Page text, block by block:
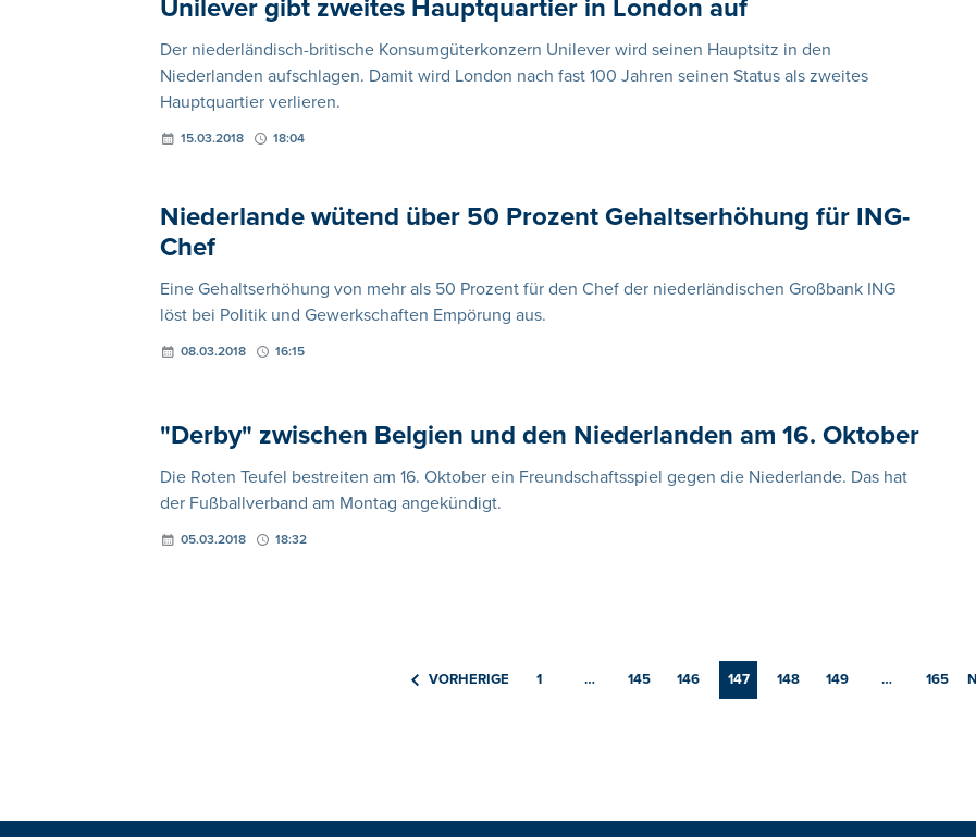
Unilever gibt zweites Hauptquartier in London auf
Der niederländisch-britische Konsumgüterkonzern Unilever wird seinen Hauptsitz in den
Niederlanden aufschlagen. Damit wird London nach fast 100 Jahren seinen Status als zweites
Hauptquartier verlieren.
15.03.2018 18:04
Niederlande wütend über 50 Prozent Gehaltserhöhung für ING-
Chef
Eine Gehaltserhöhung von mehr als 50 Prozent für den Chef der niederländischen Großbank ING
löst bei Politik und Gewerkschaften Empörung aus.
08.03.2018 16:15
"Derby" zwischen Belgien und den Niederlanden am 16. Oktober
Die Roten Teufel bestreiten am 16. Oktober ein Freundschaftsspiel gegen die Niederlande. Das hat
der Fußballverband am Montag angekündigt.
05.03.2018 18:32
VORHERIGE 1 … 145 146 147 148 149 … 165